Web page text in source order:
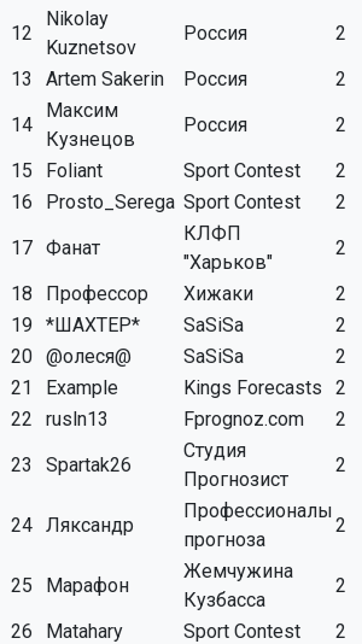
12
Nikolay
Kuznetsov
Россия 2
13
Artem Sakerin Россия 2
14
Максим
Кузнецов
Россия 2
15
Foliant Sport Contest 2
16
Prosto_Serega Sport Contest 2
17 Фанат
КЛФП
"Харьков"
2
18
Профессор Хижаки 2
19 *ШАХТЕР* SaSiSa 2
20 @олеся@ SaSiSa 2
21
Example Kings Forecasts 2
22
rusln13 Fprognoz.com 2
23
Spartak26
Студия
Прогнозист
2
24 Ляксандр
Профессионалы
прогноза
2
25 Марафон
Жемчужина
Кузбасса
2
26
Matahary Sport Contest 2